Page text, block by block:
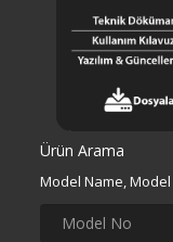
Ürün Arama
Model Name, Model